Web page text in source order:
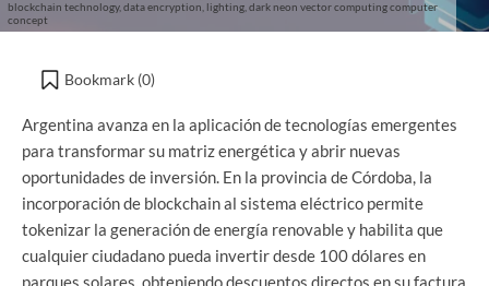
blockchain technology, data encryption, lighting, dark neon vector computing computer
concept
Bookmark (0)
Argentina avanza en la aplicación de tecnologías emergentes
para transformar su matriz energética y abrir nuevas
oportunidades de inversión. En la provincia de Córdoba, la
incorporación de blockchain al sistema eléctrico permite
tokenizar la generación de energía renovable y habilita que
cualquier ciudadano pueda invertir desde 100 dólares en